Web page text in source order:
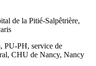
de la Pitié-Salpêtrière,
PU-PH, service de
CHU de Nancy, Nancy